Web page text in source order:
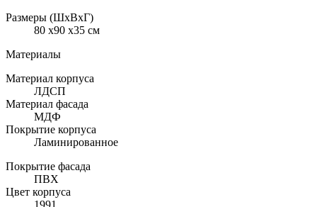
Размеры (ШхВхГ)
80 x90 x35 см
Материалы
Материал корпуса
ЛДСП
Материал фасада
МДФ
Покрытие корпуса
Ламинированное
Покрытие фасада
ПВХ
Цвет корпуса
1991